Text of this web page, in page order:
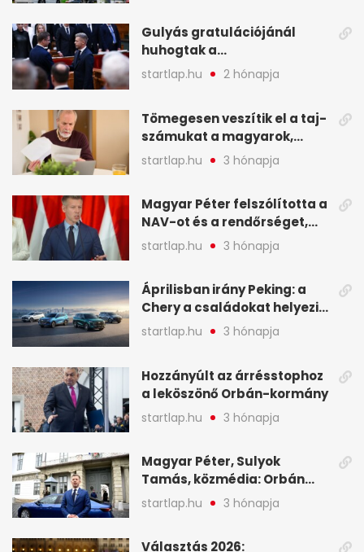
Gulyás gratulációjánál
huhogtak a
leghangosabban, miután
Magyart miniszterelnökké
legfontosabb hírei
képekben
startlap.hu 2 hónapja
Tömegesen veszítik el a taj-
számukat a magyarok,
sokak ellen eljárást indít a
NAV - A hét hírei képekben
startlap.hu 3 hónapja
Magyar Péter felszólította a
NAV-ot és a rendőrséget,
tartóztassák le a NER-es
oligarchákat - A hét
startlap.hu 3 hónapja
Áprilisban irány Peking: a
Chery a családokat helyezi
globális mobilitási
programja középpontjába
startlap.hu 3 hónapja
Hozzányúlt az árrésstophoz
a leköszönő Orbán-kormány
startlap.hu 3 hónapja
Magyar Péter, Sulyok
Tamás, közmédia: Orbán
Viktor április 13. óta hallgat,
közben pörögnek az
startlap.hu 3 hónapja
Választás 2026: